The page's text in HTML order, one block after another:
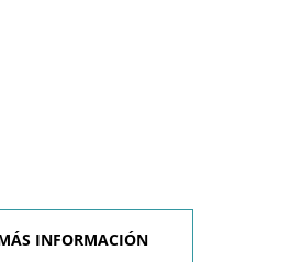
INFORMACIÓN